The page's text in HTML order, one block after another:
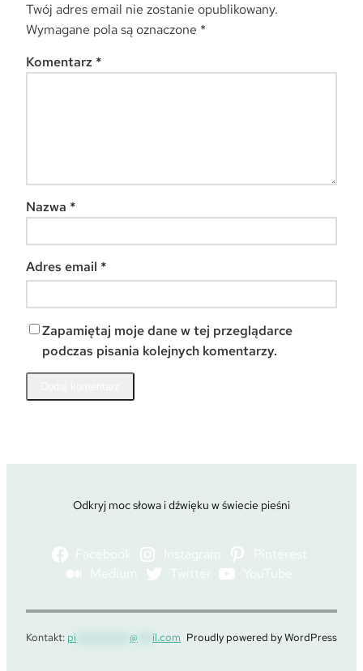
Twój adres email nie zostanie opublikowany.
Wymagane pola są oznaczone *
Komentarz *
Nazwa *
Adres email *
Zapamiętaj moje dane w tej przeglądarce
podczas pisania kolejnych komentarzy.
Odkryj moc słowa i dźwięku w świecie pieśni
Facebook Instagram
Pinterest
Medium
Twitter YouTube
Kontakt: pi @ il.com Proudly powered by WordPress